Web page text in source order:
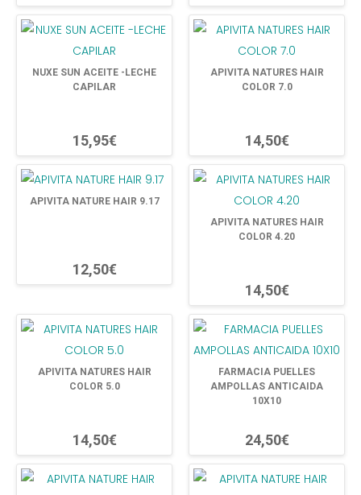
NUXE SUN ACEITE -LECHE
CAPILAR
15,95€
APIVITA NATURES HAIR
COLOR 7.0
14,50€
APIVITA NATURE HAIR 9.17
12,50€
APIVITA NATURES HAIR
COLOR 4.20
14,50€
APIVITA NATURES HAIR
COLOR 5.0
14,50€
FARMACIA PUELLES
AMPOLLAS ANTICAIDA
10X10
24,50€